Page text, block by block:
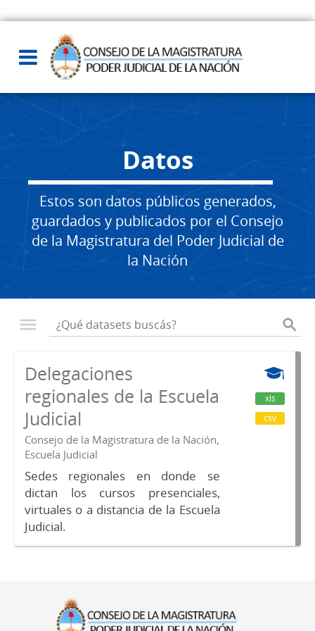
Datos
Estos son datos públicos generados,
guardados y publicados por el Consejo
de la Magistratura del Poder Judicial de
la Nación
Delegaciones
regionales de la Escuela
Judicial
Consejo de la Magistratura de la Nación,
Escuela Judicial
Sedes regionales en donde se
dictan los cursos presenciales,
virtuales o a distancia de la Escuela
Judicial.
xls
csv